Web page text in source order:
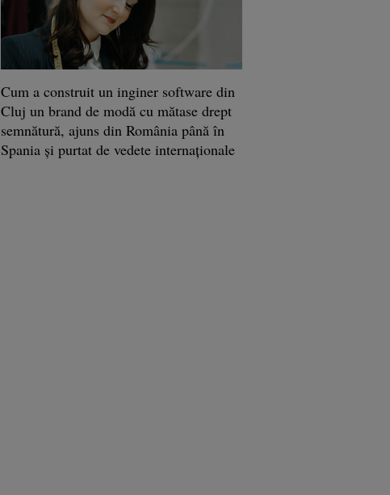
Cum a construit un inginer software din
Cluj un brand de modă cu mătase drept
semnătură, ajuns din România până în
Spania şi purtat de vedete internaţionale